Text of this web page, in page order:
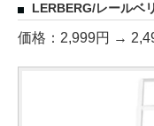
LERBERG/レールベ
価格：2,999円 →